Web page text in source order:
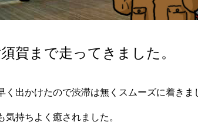
賀まで走ってきました。
く出かけたので渋滞は無くスムーズに着きま
気持ちよく癒されました。